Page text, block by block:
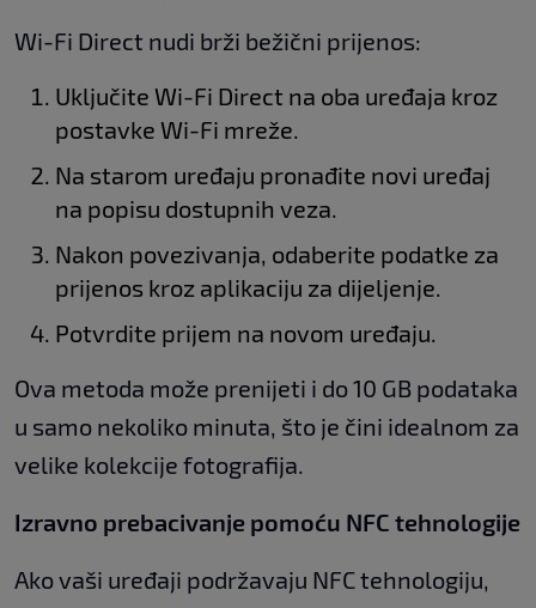
Wi-Fi Direct nudi brži bežični prijenos:
Uključite Wi-Fi Direct na oba uređaja kroz
postavke Wi-Fi mreže.
Na starom uređaju pronađite novi uređaj
na popisu dostupnih veza.
Nakon povezivanja, odaberite podatke za
prijenos kroz aplikaciju za dijeljenje.
Potvrdite prijem na novom uređaju.
Ova metoda može prenijeti i do 10 GB podataka
u samo nekoliko minuta, što je čini idealnom za
velike kolekcije fotografija.
Izravno prebacivanje pomoću NFC tehnologije
Ako vaši uređaji podržavaju NFC tehnologiju,